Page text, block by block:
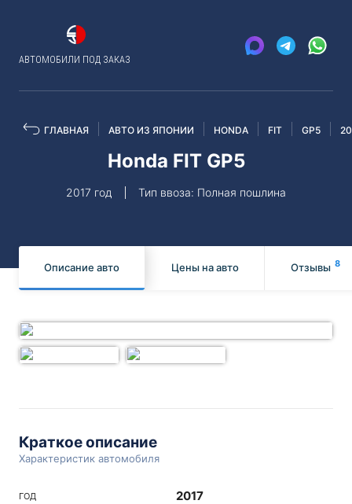
АВТОМОБИЛИ ПОД ЗАКАЗ
ГЛАВНАЯ АВТО ИЗ ЯПОНИИ HONDA FIT GP5
Honda FIT GP5
2017 год Тип ввоза: Полная пошлина
Описание авто Цены на авто Отзывы 8
Краткое описание
Характеристик автомобиля
ГОД 2017